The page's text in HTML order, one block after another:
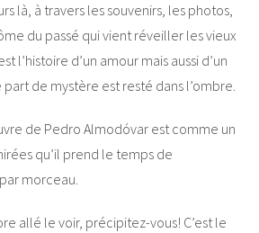
là, à travers les souvenirs, les photos,
du passé qui vient réveiller les vieux
l’histoire d’un amour mais aussi d’un
de mystère est resté dans l’ombre.
de Pedro Almodóvar est comme un
qu’il prend le temps de
morceau.
allé le voir, précipitez-vous! C’est le